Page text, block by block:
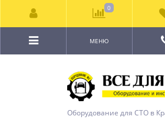
Оборудование для СТО в
МЕНЮ
0